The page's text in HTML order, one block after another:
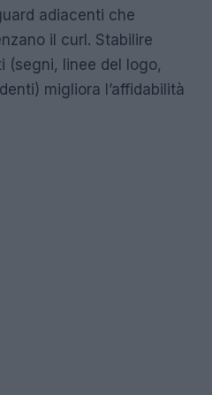
adiacenti che
il curl. Stabilire
(segni, linee del logo,
migliora l’affidabilità